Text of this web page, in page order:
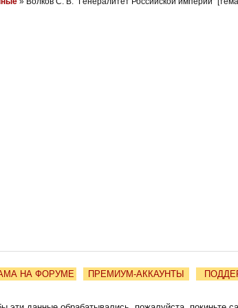
НА ФОРУМЕ ПРЕМИУМ-АККАУНТЫ